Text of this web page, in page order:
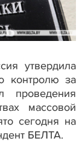
утвердила
контролю за
проведения
массовой
сегодня на
БЕЛТА.